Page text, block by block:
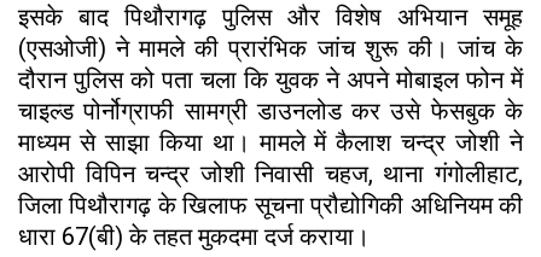
इसके बाद पिथौरागढ़ पुलिस और विशेष अभियान समूह
(एसओजी) ने मामले की प्रारंभिक जांच शुरू की। जांच के
दौरान पुलिस को पता चला कि युवक ने अपने मोबाइल फोन में
चाइल्ड पोर्नोग्राफी सामग्री डाउनलोड कर उसे फेसबुक के
माध्यम से साझा किया था। मामले में कैलाश चन्द्र जोशी ने
आरोपी विपिन चन्द्र जोशी निवासी चहज, थाना गंगोलीहाट,
जिला पिथौरागढ़ के खिलाफ सूचना प्रौद्योगिकी अधिनियम की
धारा 67(बी) के तहत मुकदमा दर्ज कराया।